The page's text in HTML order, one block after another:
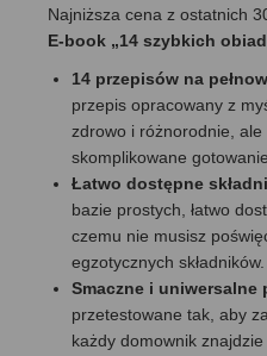
wynosiła:
47,00 zł.
Najniższa cena z ostatnich
E-book „14 szybkich
14 przepisów na
przepis opracowany z
zdrowo i różnorodnie,
skomplikowane gotowanie.
Łatwo dostępne
bazie prostych, łatwo
czemu nie musisz
egzotycznych składników.
Smaczne i uniwersalne
przetestowane tak, aby
każdy domownik znajdzie